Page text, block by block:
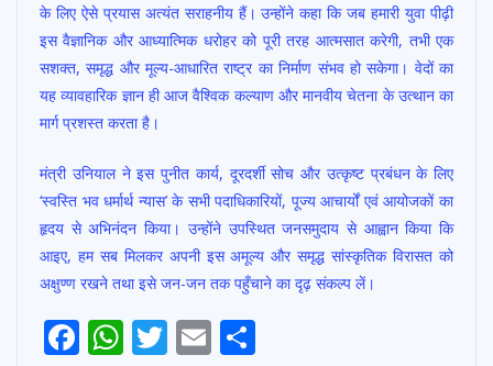
के लिए ऐसे प्रयास अत्यंत सराहनीय हैं। उन्होंने कहा कि जब हमारी युवा पीढ़ी
इस वैज्ञानिक और आध्यात्मिक धरोहर को पूरी तरह आत्मसात करेगी, तभी एक
सशक्त, समृद्ध और मूल्य-आधारित राष्ट्र का निर्माण संभव हो सकेगा। वेदों का
यह व्यावहारिक ज्ञान ही आज वैश्विक कल्याण और मानवीय चेतना के उत्थान का
मार्ग प्रशस्त करता है।
मंत्री उनियाल ने इस पुनीत कार्य, दूरदर्शी सोच और उत्कृष्ट प्रबंधन के लिए
‘स्वस्ति भव धर्मार्थ न्यास’ के सभी पदाधिकारियों, पूज्य आचार्यों एवं आयोजकों का
हृदय से अभिनंदन किया। उन्होंने उपस्थित जनसमुदाय से आह्वान किया कि
आइए, हम सब मिलकर अपनी इस अमूल्य और समृद्ध सांस्कृतिक विरासत को
अक्षुण्ण रखने तथा इसे जन-जन तक पहुँचाने का दृढ़ संकल्प लें।
Post
F W T E